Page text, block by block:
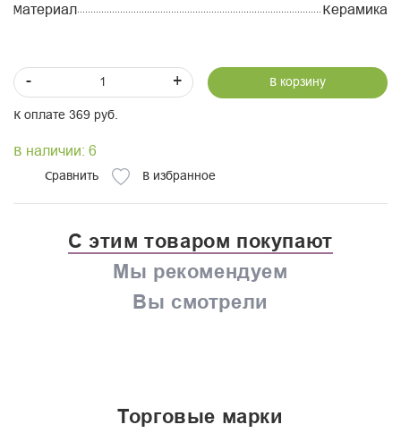
Материал
Керамика
- + В корзину
К оплате 369 руб.
В наличии: 6
Сравнить В избранное
С этим товаром покупают
Мы рекомендуем
Вы смотрели
торговые марки